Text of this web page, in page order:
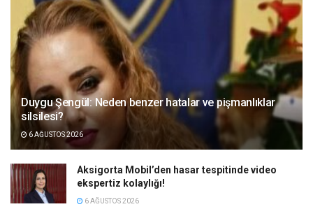
Duygu Şengül: Neden benzer hatalar ve pişmanlıklar
silsilesi?
6 AĞUSTOS 2026
Aksigorta Mobil’den hasar tespitinde video
ekspertiz kolaylığı!
6 AĞUSTOS 2026